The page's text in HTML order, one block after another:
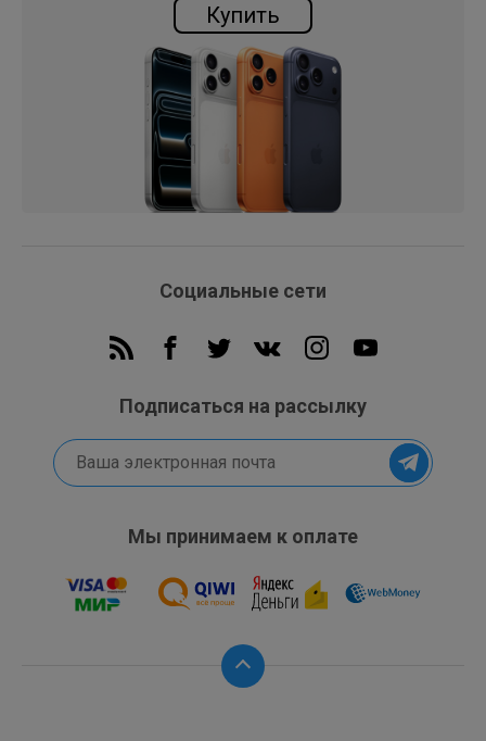
Быстрый доступ к вашей любимой функции.
Одним нажатием вы можете использовать
интеллектуальные визуальные функции, позвонить
лучшему другу, запустить любимое приложение и многое
iPhone 16e оснащён портом USB‑C, который подходит для
широкого спектра аксессуаров.
6,1-дюймовый дисплей Super Retina XDR
Благодаря такой же отличной контрастности, как у iPhone
16, великолепный OLED-дисплей iPhone 16e без рамок
Автономность работы аккумулятора в течение всего
От заката до рассвета и даже дольше.
аккумулятора — до 6 часов больше, чем у iPhone 11, и до
12 часов больше, чем у iPhone SE. Это лучшее время
Купить
Социальные сети
Подписаться на рассылку
Мы принимаем к оплате